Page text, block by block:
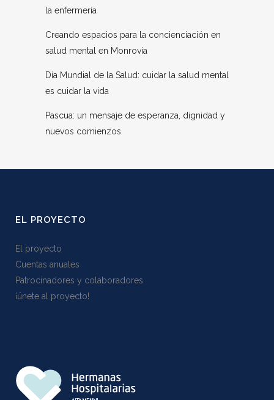
la enfermería
Creando espacios para la concienciación en
salud mental en Monrovia
Día Mundial de la Salud: cuidar la salud mental
es cuidar la vida
Pascua: un mensaje de esperanza, dignidad y
nuevos comienzos
EL PROYECTO
El proyecto
Cuentas anuales
Patrocinadores y colaboradores
¡ünete al proyecto!